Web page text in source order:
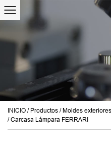
INICIO / Productos / Moldes
/Carcasa Lámpara FERRARI